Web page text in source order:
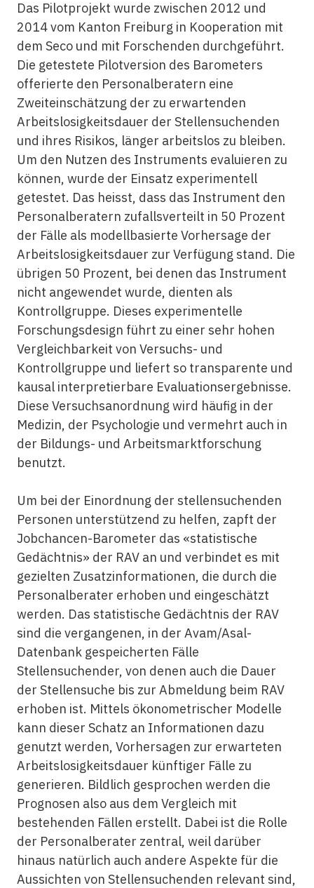
Das Pilotprojekt wurde zwischen 2012 und
2014 vom Kanton Freiburg in Kooperation mit
dem Seco und mit Forschenden durchgeführt.
Die getestete Pilotversion des Barometers
offerierte den Personalberatern eine
Zweiteinschätzung der zu erwartenden
Arbeitslosigkeitsdauer der Stellensuchenden
und ihres Risikos, länger arbeitslos zu bleiben.
Um den Nutzen des Instruments evaluieren zu
können, wurde der Einsatz experimentell
getestet. Das heisst, dass das Instrument den
Personalberatern zufallsverteilt in 50 Prozent
der Fälle als modellbasierte Vorhersage der
Arbeitslosigkeitsdauer zur Verfügung stand. Die
übrigen 50 Prozent, bei denen das Instrument
nicht angewendet wurde, dienten als
Kontrollgruppe. Dieses experimentelle
Forschungsdesign führt zu einer sehr hohen
Vergleichbarkeit von Versuchs- und
Kontrollgruppe und liefert so transparente und
kausal interpretierbare Evaluationsergebnisse.
Diese Versuchsanordnung wird häufig in der
Medizin, der Psychologie und vermehrt auch in
der Bildungs- und Arbeitsmarktforschung
benutzt.
Um bei der Einordnung der stellensuchenden
Personen unterstützend zu helfen, zapft der
Jobchancen-Barometer das «statistische
Gedächtnis» der RAV an und verbindet es mit
gezielten Zusatzinformationen, die durch die
Personalberater erhoben und eingeschätzt
werden. Das statistische Gedächtnis der RAV
sind die vergangenen, in der Avam/Asal-
Datenbank gespeicherten Fälle
Stellensuchender, von denen auch die Dauer
der Stellensuche bis zur Abmeldung beim RAV
erhoben ist. Mittels ökonometrischer Modelle
kann dieser Schatz an Informationen dazu
genutzt werden, Vorhersagen zur erwarteten
Arbeitslosigkeitsdauer künftiger Fälle zu
generieren. Bildlich gesprochen werden die
Prognosen also aus dem Vergleich mit
bestehenden Fällen erstellt. Dabei ist die Rolle
der Personalberater zentral, weil darüber
hinaus natürlich auch andere Aspekte für die
Aussichten von Stellensuchenden relevant sind,